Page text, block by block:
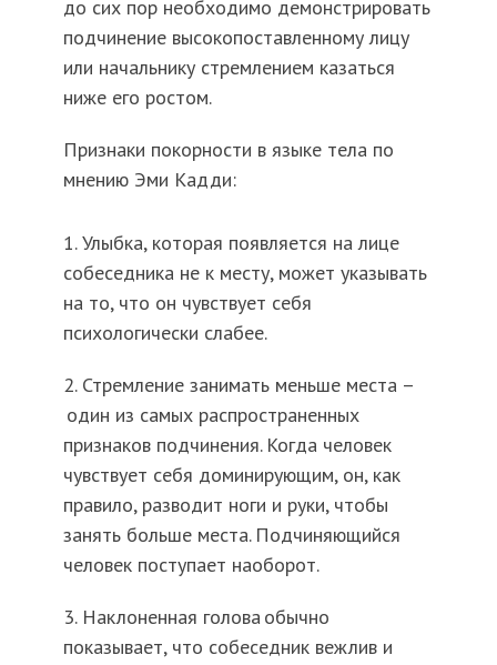
до сих пор необходимо демонстрировать
подчинение высокопоставленному лицу
или начальнику стремлением казаться
ниже его ростом.
Признаки покорности в языке тела по
мнению Эми Кадди:
1. Улыбка, которая появляется на лице
собеседника не к месту, может указывать
на то, что он чувствует себя
психологически слабее.
2. Стремление занимать меньше места –
один из самых распространенных
признаков подчинения. Когда человек
чувствует себя доминирующим, он, как
правило, разводит ноги и руки, чтобы
занять больше места. Подчиняющийся
человек поступает наоборот.
3. Наклоненная голова обычно
показывает, что собеседник вежлив и